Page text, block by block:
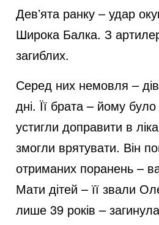
o
Девʼята ранку – удар
Широка Балка. З
загиблих.
Серед них немовля –
дні. Її брата – йому
устигли доправити в
змогли врятувати. Він
отриманих поранень –
Мати дітей – її звали
лише 39 років –